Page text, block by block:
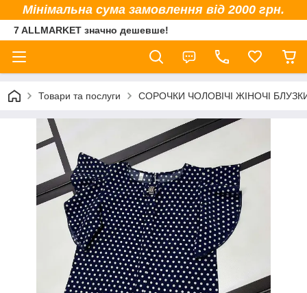
Мінімальна сума замовлення від 2000 грн.
7 ALLMARKET значно дешевше!
Товари та послуги СОРОЧКИ ЧОЛОВІЧІ ЖІНОЧІ